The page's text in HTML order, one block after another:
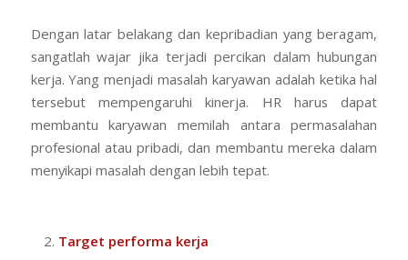
Dengan latar belakang dan kepribadian yang beragam,
sangatlah wajar jika terjadi percikan dalam hubungan
kerja. Yang menjadi masalah karyawan adalah ketika hal
tersebut mempengaruhi kinerja. HR harus dapat
membantu karyawan memilah antara permasalahan
profesional atau pribadi, dan membantu mereka dalam
menyikapi masalah dengan lebih tepat.
Target performa kerja